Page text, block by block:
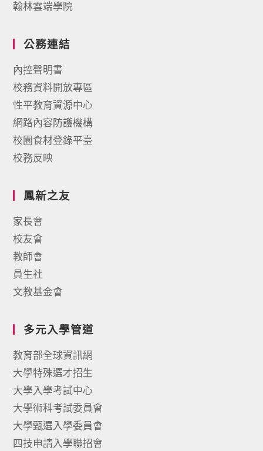
翰林雲端學院
公務連結
內控聲明書
校務資料開放專區
性平教育資源中心
網路內容防護機構
校園食材登錄平臺
校務反映
鳳新之友
家長會
校友會
教師會
員生社
文教基金會
多元入學管道
教育部全球資訊網
大學特殊選才招生
大學入學考試中心
大學術科考試委員會
大學甄選入學委員會
四技申請入學聯招會